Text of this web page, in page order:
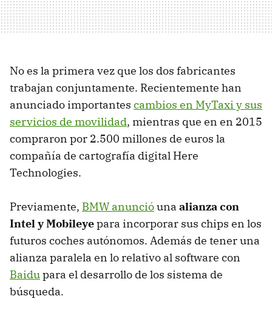
No es la primera vez que los dos fabricantes
trabajan conjuntamente. Recientemente han
anunciado importantes cambios en MyTaxi y sus
servicios de movilidad, mientras que en en 2015
compraron por 2.500 millones de euros la
compañía de cartografía digital Here
Technologies.
Previamente, BMW anuncióuna alianza con
Intel y Mobileyepara incorporar sus chips en los
futuros coches autónomos. Además de tener una
alianza paralela en lo relativo al software con
Baidupara el desarrollo de los sistema de
búsqueda.